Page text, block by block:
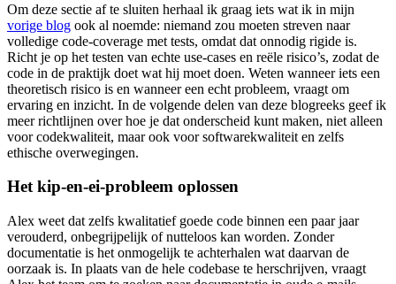
Om deze sectie af te sluiten herhaal ik graag iets wat ik in mijn
vorige blog ook al noemde: niemand zou moeten streven naar
volledige code-coverage met tests, omdat dat onnodig rigide is.
Richt je op het testen van echte use-cases en reële risico’s, zodat de
code in de praktijk doet wat hij moet doen. Weten wanneer iets een
theoretisch risico is en wanneer een echt probleem, vraagt om
ervaring en inzicht. In de volgende delen van deze blogreeks geef ik
meer richtlijnen over hoe je dat onderscheid kunt maken, niet alleen
voor codekwaliteit, maar ook voor softwarekwaliteit en zelfs
ethische overwegingen.
Het kip-en-ei-probleem oplossen
Alex weet dat zelfs kwalitatief goede code binnen een paar jaar
verouderd, onbegrijpelijk of nutteloos kan worden. Zonder
documentatie is het onmogelijk te achterhalen wat daarvan de
oorzaak is. In plaats van de hele codebase te herschrijven, vraagt